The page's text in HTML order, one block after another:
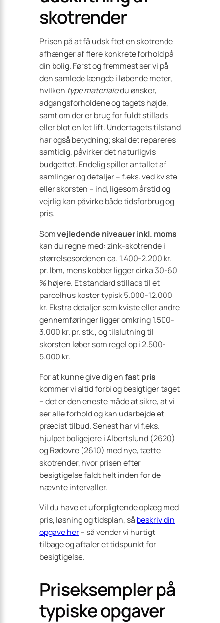
skotrender
Prisen på at få udskiftet en skotrende
afhænger af flere konkrete forhold på
din bolig. Først og fremmest ser vi på
den samlede længde i løbende meter,
hvilken type materialedu ønsker,
adgangsforholdene og tagets højde,
samt om der er brug for fuldt stillads
eller blot en let lift. Undertagets tilstand
har også betydning; skal det repareres
samtidig, påvirker det naturligvis
budgettet. Endelig spiller antallet af
samlinger og detaljer – f.eks. ved kviste
eller skorsten – ind, ligesom årstid og
vejrlig kan påvirke både tidsforbrug og
pris.
Somvejledende niveauer inkl. moms
kan du regne med: zink-skotrende i
størrelsesordenen ca. 1.400-2.200 kr.
pr. lbm, mens kobber ligger cirka 30-60
% højere. Et standard stillads til et
parcelhus koster typisk 5.000-12.000
kr. Ekstra detaljer som kviste eller andre
gennemføringer ligger omkring 1.500-
3.000 kr. pr. stk., og tilslutning til
skorsten løber som regel op i 2.500-
5.000 kr.
For at kunne give dig enfast pris
kommer vi altid forbi og besigtiger taget
– det er den eneste måde at sikre, at vi
ser alle forhold og kan udarbejde et
præcist tilbud. Senest har vi f.eks.
hjulpet boligejere i Albertslund (2620)
og Rødovre (2610) med nye, tætte
skotrender, hvor prisen efter
besigtigelse faldt helt inden for de
nævnte intervaller.
Vil du have et uforpligtende oplæg med
pris, løsning og tidsplan, så beskriv din
opgave her– så vender vi hurtigt
tilbage og aftaler et tidspunkt for
besigtigelse.
Priseksempler på
typiske opgaver